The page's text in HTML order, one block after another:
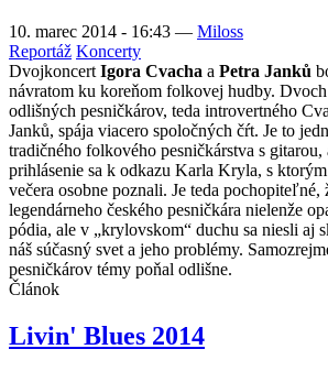
10. marec 2014 - 16:43 — Miloss
Reportáž Koncerty
Dvojkoncert Igora Cvacha a Petra Janků
návratom ku koreňom folkovej hudby.
odlišných pesničkárov, teda introvertného
Janků, spája viacero spoločných čŕt. Je to
tradičného folkového pesničkárstva s gitarou,
prihlásenie sa k odkazu Karla Kryla, s
večera osobne poznali. Je teda pochopiteľné,
legendárneho českého pesničkára nielenže
pódia, ale v „krylovskom“ duchu sa niesli aj
náš súčasný svet a jeho problémy.
pesničkárov témy poňal odlišne.
Článok
Livin' Blues 2014